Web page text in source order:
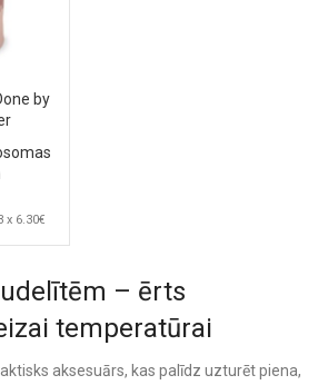
by
x 6.30€
– ērts
temperatūrai
aksesuārs, kas palīdz uzturēt piena,